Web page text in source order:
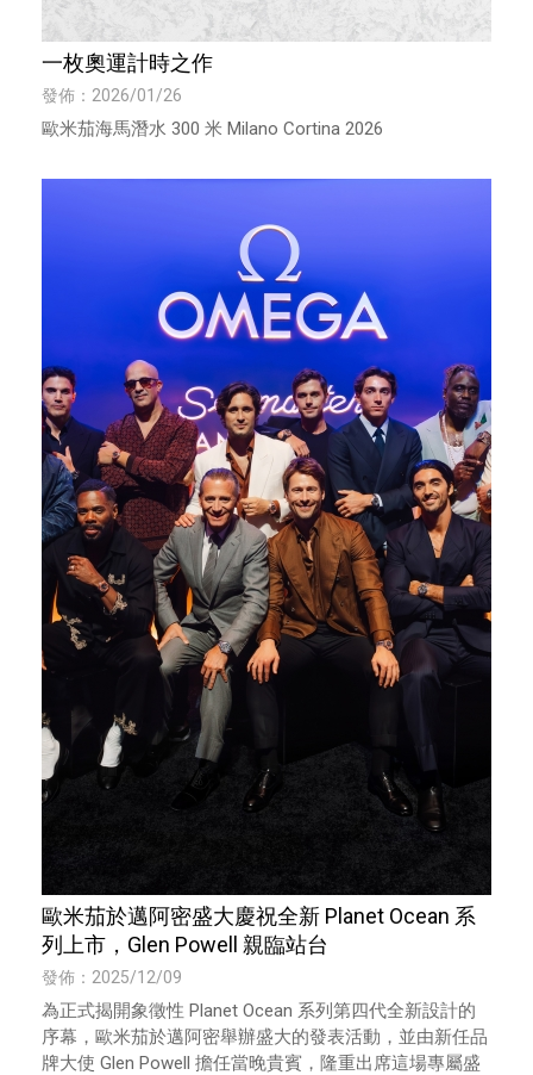
一枚奧運計時之作
發佈：2026/01/26
歐米茄海馬潛水 300 米 Milano Cortina 2026
歐米茄於邁阿密盛大慶祝全新 Planet Ocean 系
列上市，Glen Powell 親臨站台
發佈：2025/12/09
為正式揭開象徵性 Planet Ocean 系列第四代全新設計的
序幕，歐米茄於邁阿密舉辦盛大的發表活動，並由新任品
牌大使 Glen Powell 擔任當晚貴賓，隆重出席這場專屬盛